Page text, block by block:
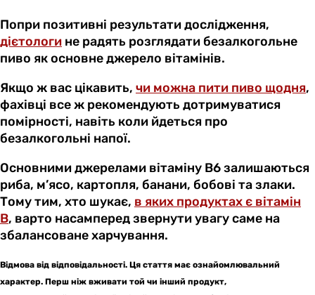
Попри позитивні результати дослідження,
дієтологи не радять розглядати безалкогольне
пиво як основне джерело вітамінів.
Якщо ж вас цікавить, чи можна пити пиво щодня,
фахівці все ж рекомендують дотримуватися
помірності, навіть коли йдеться про
безалкогольні напої.
Основними джерелами вітаміну B6 залишаються
риба, м’ясо, картопля, банани, бобові та злаки.
Тому тим, хто шукає, в яких продуктах є вітамін
В, варто насамперед звернути увагу саме на
збалансоване харчування.
Відмова від відповідальності. Ця стаття має ознайомлювальний
характер. Перш ніж вживати той чи інший продукт,